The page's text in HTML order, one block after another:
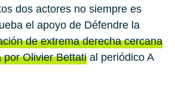
dos actores no siempre es
el apoyo de Défendre la
de extrema derecha cercana
por Olivier Bettati al periódico A